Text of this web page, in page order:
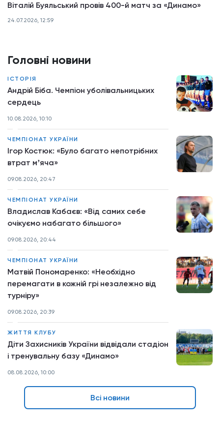
Головні новини
ІСТОРІЯ
Андрій Біба. Чемпіон уболівальницьких
сердець
10.08.2026, 10:10
ЧЕМПІОНАТ УКРАЇНИ
Ігор Костюк: «Було багато непотрібних
втрат мʼяча»
09.08.2026, 20:47
ЧЕМПІОНАТ УКРАЇНИ
Владислав Кабаєв: «Від самих себе
очікуємо набагато більшого»
09.08.2026, 20:44
ЧЕМПІОНАТ УКРАЇНИ
Матвій Пономаренко: «Необхідно
перемагати в кожній грі незалежно від
турніру»
09.08.2026, 20:39
ЖИТТЯ КЛУБУ
Діти Захисників України відвідали стадіон
і тренувальну базу «Динамо»
08.08.2026, 10:00
Всі новини
Віталій Буяльський провів 400-й матч за «Динамо»
24.07.2026, 12:59